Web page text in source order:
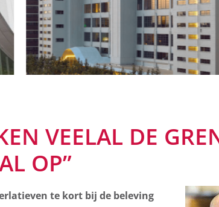
VEELAL DE
OP”
te kort bij de beleving